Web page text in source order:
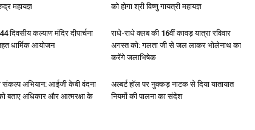
महायज्ञ
को होगा श्री विष्णु गायत्री महायज्ञ
दिवसीय कल्याण मंदिर दीपार्चना
धार्मिक आयोजन
राधे-राधे क्लब की 16वीं कावड़ यात्रा रविवार
अगस्त को: गलता जी से जल लाकर भोलेनाथ का
करेंगे जलाभिषेक
संकल्प अभियान: आईजी केबी वंदना
बताए अधिकार और आत्मरक्षा के
अल्बर्ट हॉल पर नुक्कड़ नाटक से दिया यातायात
नियमों की पालना का संदेश